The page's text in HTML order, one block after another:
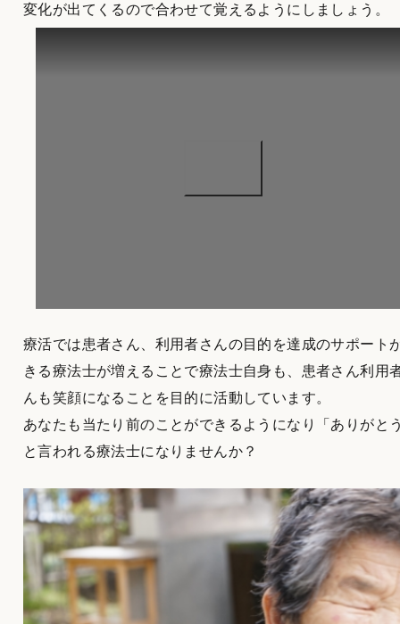
変化が出てくるので合わせて覚えるようにしましょう。
療活では患者さん、利用者さんの目的を達成のサポート
きる療法士が増えることで療法士自身も、患者さん利用
んも笑顔になることを目的に活動しています。
あなたも当たり前のことができるようになり「ありがと
と言われる療法士になりませんか？